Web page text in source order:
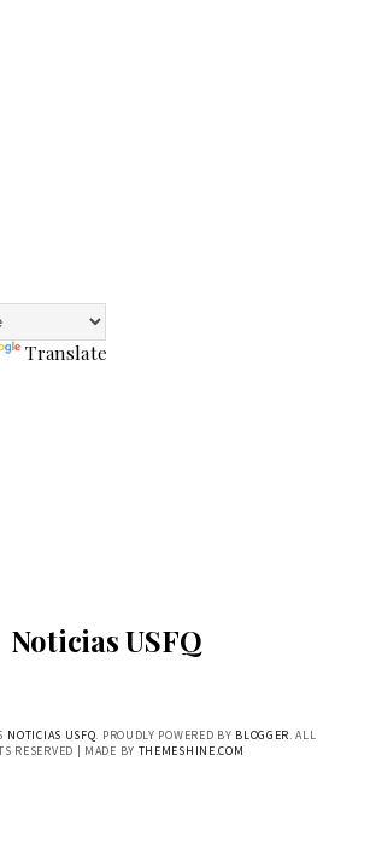
Translate
Noticias USFQ
NOTICIAS USFQ. PROUDLY POWERED BY BLOGGER. ALL
RESERVED | MADE BY THEMESHINE.COM